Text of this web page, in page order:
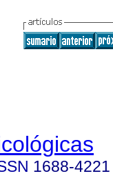
1688-4221